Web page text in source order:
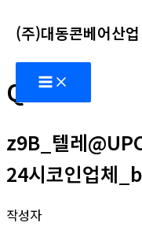
텐
츠
로
건
뛰
기
(주)대동콘베어산업
Main
Menu
Q&A
z9B_텔레
24시코인업체
작성자